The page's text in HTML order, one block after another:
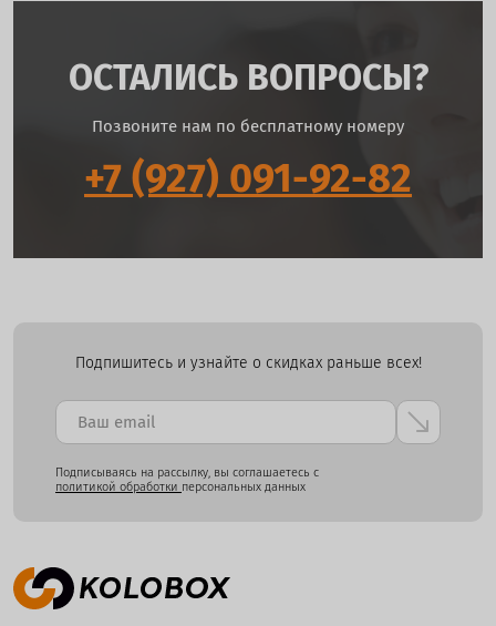
ОСТАЛИСЬ ВОПРОСЫ?
Позвоните нам по бесплатному номеру
+7 (927) 091-92-82
Подпишитесь и узнайте о скидках раньше всех!
Подписываясь на рассылку, вы соглашаетесь с
политикой обработки персональных данных